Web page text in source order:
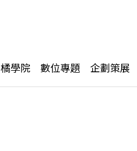
橘學院 數位專題 企劃策展